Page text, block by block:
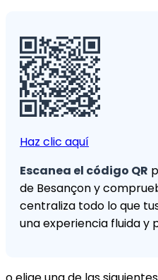
Haz clic aquí
Escanea el código QR
de Besançon y
centraliza todo lo que
una experiencia fluida y